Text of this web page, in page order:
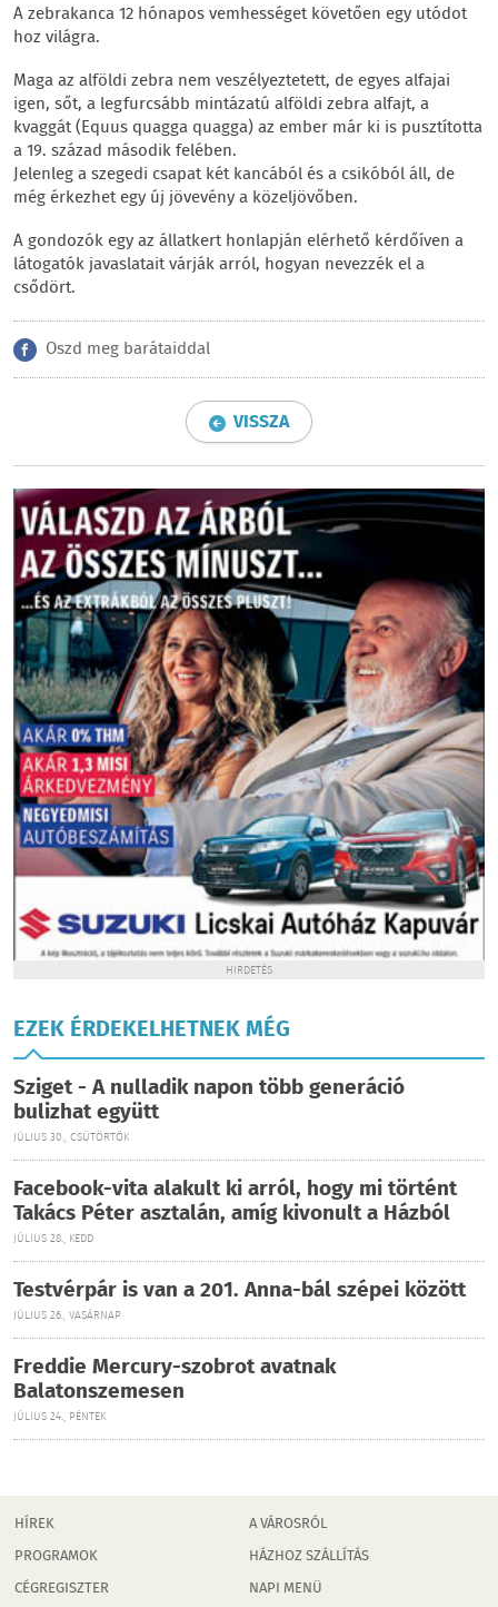
A zebrakanca 12 hónapos vemhességet követően egy utódot
hoz világra.
Maga az alföldi zebra nem veszélyeztetett, de egyes alfajai
igen, sőt, a legfurcsább mintázatú alföldi zebra alfajt, a
kvaggát (Equus quagga quagga) az ember már ki is pusztította
a 19. század második felében.
Jelenleg a szegedi csapat két kancából és a csikóból áll, de
még érkezhet egy új jövevény a közeljövőben.
A gondozók egy az állatkert honlapján elérhető kérdőíven a
látogatók javaslatait várják arról, hogyan nevezzék el a
csődört.
Oszd meg barátaiddal
VISSZA
HIRDETÉS
EZEK ÉRDEKELHETNEK MÉG
Sziget - A nulladik napon több generáció
bulizhat együtt
JÚLIUS 30., CSÜTÖRTÖK
Facebook-vita alakult ki arról, hogy mi történt
Takács Péter asztalán, amíg kivonult a Házból
JÚLIUS 28., KEDD
Testvérpár is van a 201. Anna-bál szépei között
JÚLIUS 26., VASÁRNAP
Freddie Mercury-szobrot avatnak
Balatonszemesen
JÚLIUS 24., PÉNTEK
HÍREK
PROGRAMOK
CÉGREGISZTER
A VÁROSRÓL
HÁZHOZ SZÁLLÍTÁS
NAPI MENÜ